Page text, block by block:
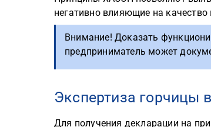
негативно влияющие на
Внимание! Доказать
предприниматель может
Экспертиза горчицы
Для получения декларации на